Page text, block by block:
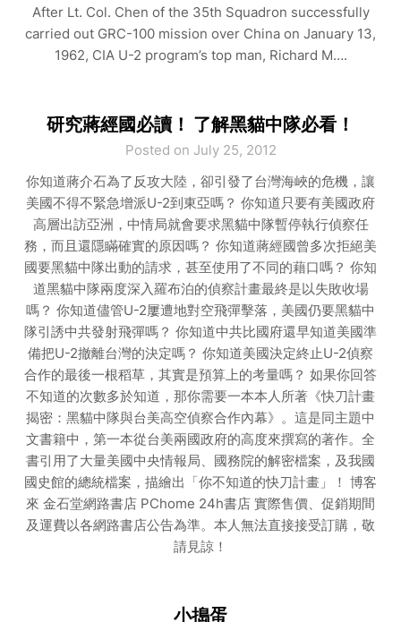
After Lt. Col. Chen of the 35th Squadron successfully
carried out GRC-100 mission over China on January 13,
1962, CIA U-2 program’s top man, Richard M….
研究蔣經國必讀！ 了解黑貓中隊必看！
Posted on July 25, 2012
你知道蔣介石為了反攻大陸，卻引發了台灣海峽的危機，讓
美國不得不緊急增派U-2到東亞嗎？ 你知道只要有美國政府
高層出訪亞洲，中情局就會要求黑貓中隊暫停執行偵察任
務，而且還隱瞞確實的原因嗎？ 你知道蔣經國曾多次拒絕美
國要黑貓中隊出動的請求，甚至使用了不同的藉口嗎？ 你知
道黑貓中隊兩度深入羅布泊的偵察計畫最終是以失敗收場
嗎？ 你知道儘管U-2屢遭地對空飛彈擊落，美國仍要黑貓中
隊引誘中共發射飛彈嗎？ 你知道中共比國府還早知道美國準
備把U-2撤離台灣的決定嗎？ 你知道美國決定終止U-2偵察
合作的最後一根稻草，其實是預算上的考量嗎？ 如果你回答
不知道的次數多於知道，那你需要一本本人所著《快刀計畫
揭密：黑貓中隊與台美高空偵察合作內幕》。這是同主題中
文書籍中，第一本從台美兩國政府的高度來撰寫的著作。全
書引用了大量美國中央情報局、國務院的解密檔案，及我國
國史館的總統檔案，描繪出「你不知道的快刀計畫」！ 博客
來 金石堂網路書店 PChome 24h書店 實際售價、促銷期間
及運費以各網路書店公告為準。本人無法直接接受訂購，敬
請見諒！
小搗蛋